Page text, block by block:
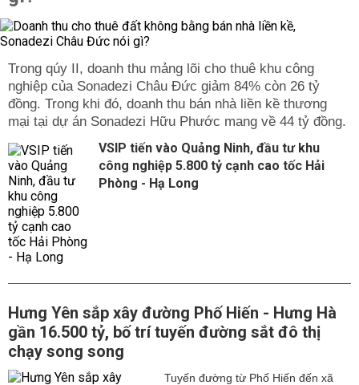
Trong qúy II, doanh thu mảng lõi cho thuê khu công
nghiệp của Sonadezi Châu Đức giảm 84% còn 26 tỷ
đồng. Trong khi đó, doanh thu bán nhà liền kề thương
mại tại dự án Sonadezi Hữu Phước mang về 44 tỷ đồng.
VSIP tiến vào Quảng Ninh, đầu tư khu
công nghiệp 5.800 tỷ cạnh cao tốc Hải
Phòng - Hạ Long
Hưng Yên sắp xây đường Phố Hiến - Hưng Hà
gần 16.500 tỷ, bố trí tuyến đường sắt đô thị
chạy song song
Tuyến đường từ Phố Hiến đến xã